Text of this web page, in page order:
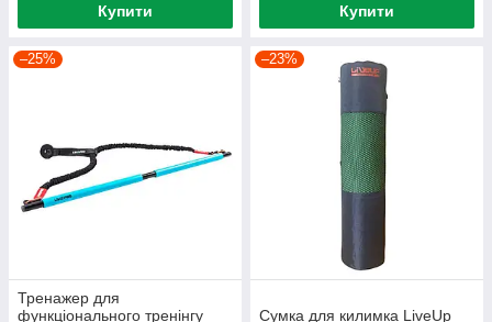
Купити Купити
–25%
Тренажер для
функціонального тренінгу
–23%
Сумка для килимка LiveUp